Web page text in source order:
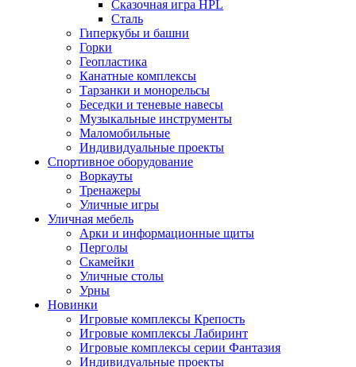
Сказочная игра HPL
Сталь
Гиперкубы и башни
Горки
Геопластика
Канатные комплексы
Тарзанки и монорельсы
Беседки и теневые навесы
Музыкальные инструменты
Маломобильные
Индивидуальные проекты
Спортивное оборудование
Воркауты
Тренажеры
Уличные игры
Уличная мебель
Арки и информационные щиты
Перголы
Скамейки
Уличные столы
Урны
Новинки
Игровые комплексы Крепость
Игровые комплексы Лабиринт
Игровые комплексы серии Фантазия
Индивидуальные проекты